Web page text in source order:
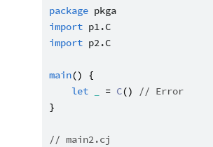
package pkga
import p1.C
import p2.C
main() {
let
= C()
// Error
}
// main2.cj